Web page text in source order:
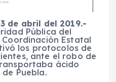
de abril del 2019.-
Pública del
Estatal
los protocolos de
ante el robo de
ácido
Puebla.